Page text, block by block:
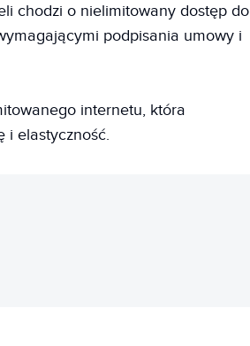
chodzi o nielimitowany dostęp do
podpisania umowy i
internetu, która
i elastyczność.